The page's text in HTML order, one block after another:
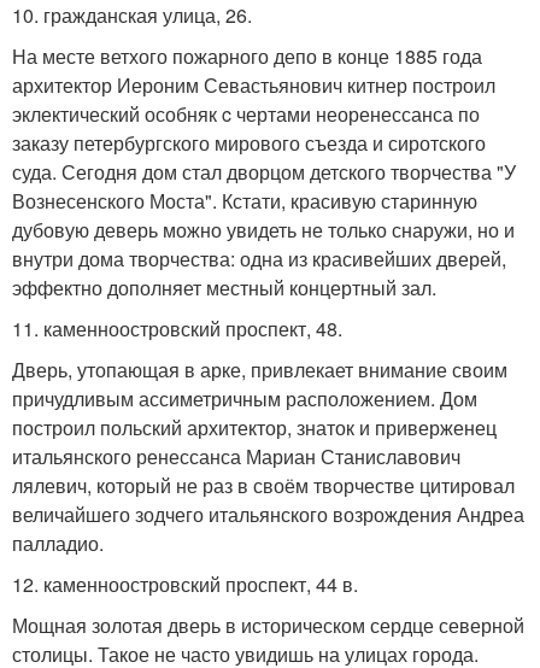
10. гражданская улица, 26.
На месте ветхого пожарного депо в конце 1885 года
архитектор Иероним Севастьянович китнер построил
эклектический особняк c чертами неоренессанса по
заказу петербургского мирового съезда и сиротского
суда. Сегодня дом стал дворцом детского творчества "У
Вознесенского Моста". Кстати, красивую старинную
дубовую деверь можно увидеть не только снаружи, но и
внутри дома творчества: одна из красивейших дверей,
эффектно дополняет местный концертный зал.
11. каменноостровский проспект, 48.
Дверь, утопающая в арке, привлекает внимание своим
причудливым ассиметричным расположением. Дом
построил польский архитектор, знаток и приверженец
итальянского ренессанса Мариан Станиславович
лялевич, который не раз в своём творчестве цитировал
величайшего зодчего итальянского возрождения Андреа
палладио.
12. каменноостровский проспект, 44 в.
Мощная золотая дверь в историческом сердце северной
столицы. Такое не часто увидишь на улицах города.